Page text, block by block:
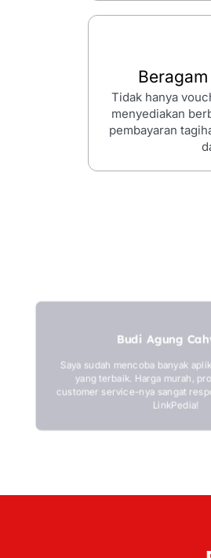
Tidak hanya
menyediakan
pembayaran
Budi Agung
Saya sudah mencoba banyak
yang terbaik. Harga murah,
customer service-nya sangat
LinkPedia!